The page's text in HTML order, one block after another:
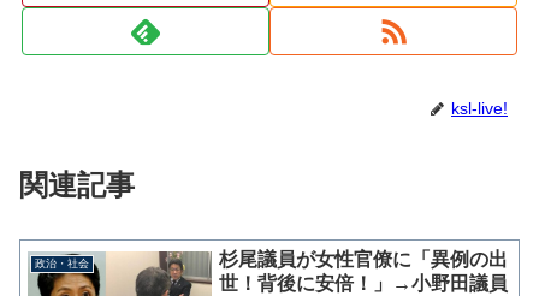
ksl-live!
関連記事
政治・社会
杉尾議員が女性官僚に「異例の出
世！背後に安倍！」→小野田議員